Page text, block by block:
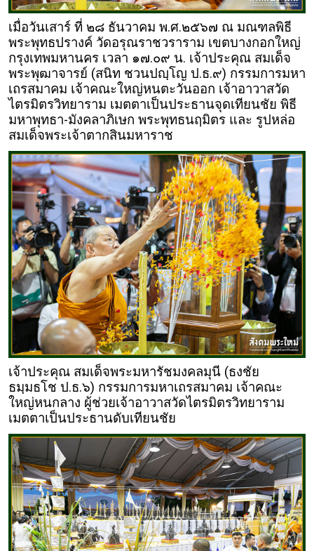
เมื่อวันเสาร์ ที่ ๒๘ ธันวาคม พ.ศ.๒๕๖๗ ณ มณฑลพิธี
พระพุทธปรางค์ วัดอรุณราชวราราม เขตบางกอกใหญ่
กรุงเทพมหานคร เวลา ๑๗.๐๙ น. เจ้าประคุณ สมเด็จ
พระพุฒาจารย์ (สนิท ชวนปญฺโญ ป.ธ.๙) กรรมการมหา
เถรสมาคม เจ้าคณะใหญ่หนตะวันออก เจ้าอาวาสวัด
ไตรมิตรวิทยาราม เมตตาเป็นประธานจุดเทียนชัย พิธี
มหาพุทธา-มังคลาภิเษก พระพุทธนฤมิตร และ รูปหล่อ
สมเด็จพระเจ้าตากสินมหาราช
เจ้าประคุณ สมเด็จพระมหารัชมงคลมุนี (ธงชัย
ธมฺมธโช ป.ธ.๖) กรรมการมหาเถรสมาคม เจ้าคณะ
ใหญ่หนกลาง ผู้ช่วยเจ้าอาวาสวัดไตรมิตรวิทยาราม
เมตตาเป็นประธานดับเทียนชัย